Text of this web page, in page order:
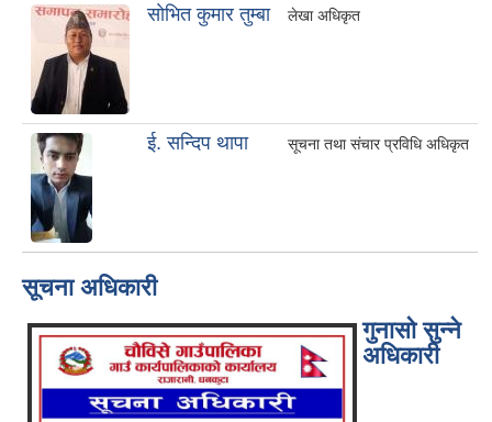
साेभित कुमार तुम्बा लेखा अधिकृत
ई. सन्दिप थापा सूचना तथा संचार प्रविधि अधिकृत
सूचना अधिकारी
गुनासो सुन्ने
अधिकारी